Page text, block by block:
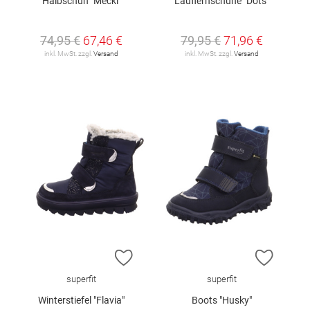
74,95 € 67,46 €
inkl. MwSt. zzgl. Versand
79,95 €71,96 €
inkl. MwSt. zzgl. Versand
ZUR WUNSCHLISTE HINZUFÜGEN
superfit
Winterstiefel "Flavia"
ZUR
superfit
Boots "Husky"